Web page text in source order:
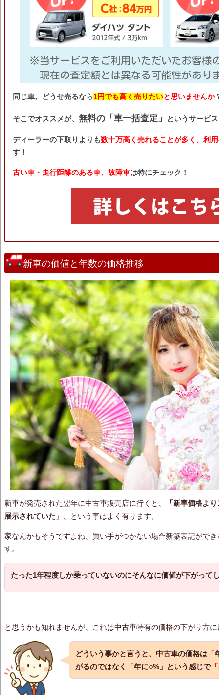
同じ車。どうせ売るなら1円でも高く売りたいと思いませんか
そこでオススメが、 無料の「車一括査定」 というサービ
ディーラーの下取りよりも数十万高く売れることが多く、利
す！
古い車・走行距離のある車、故障車は特にチェック！
新車の価値と年数の価格推移
新車が発売された翌年に中古車販売店に行くと、
「新車価格よ
展示されていた」
、という事はよく有ります。
家なんかもそうですよね、買い手がつかない場合新築表記がで
す。
たった1年程度しか乗っていないのにそんなに価値が下がって
と思うかも知れませんが、これは中古車特有の価格の下がり方
どういう事かと言うと、中古車の価格は「
がるのではなく「年に○%」という感じで